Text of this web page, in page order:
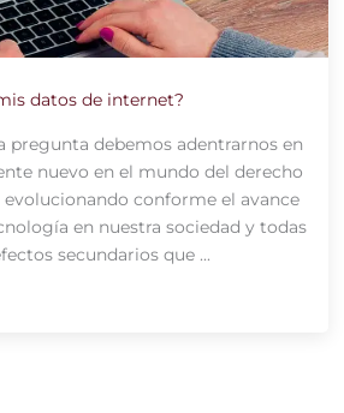
datos de internet?
pregunta debemos adentrarnos en
nuevo en el mundo del derecho
conforme el avance
en nuestra sociedad y todas
secundarios que ...